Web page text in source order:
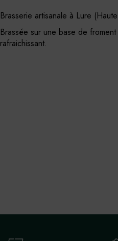
Brasserie artisanale à Lure
Brassée sur une base de
rafraichissant.